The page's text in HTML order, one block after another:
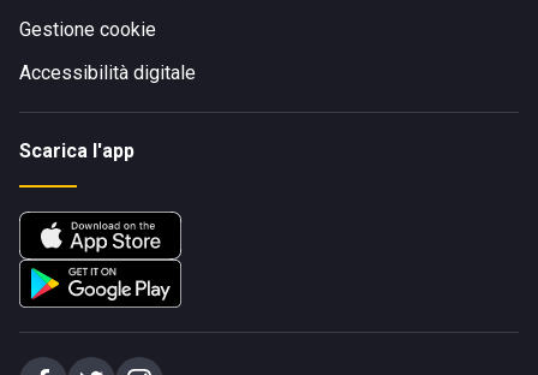
Gestione cookie
Accessibilità digitale
Scarica l'app